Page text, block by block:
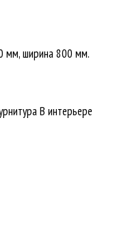
мм, ширина 800 мм.
В интерьере